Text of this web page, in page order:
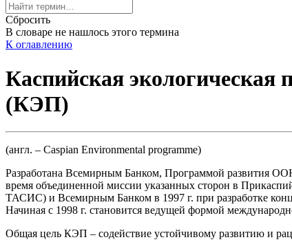
Сбросить
В словаре не нашлось этого термина
К оглавлению
Каспийская
(КЭП)
(англ. – Caspian Environmental programme)
Разработана Всемирным Банком, Программой развития
время объединенной миссии указанных сторон в
ТАСИС) и Всемирным Банком в 1997 г. при разработке
Начиная с 1998 г. становится ведущей формой
Общая цель КЭП – содействие устойчивому развитию и